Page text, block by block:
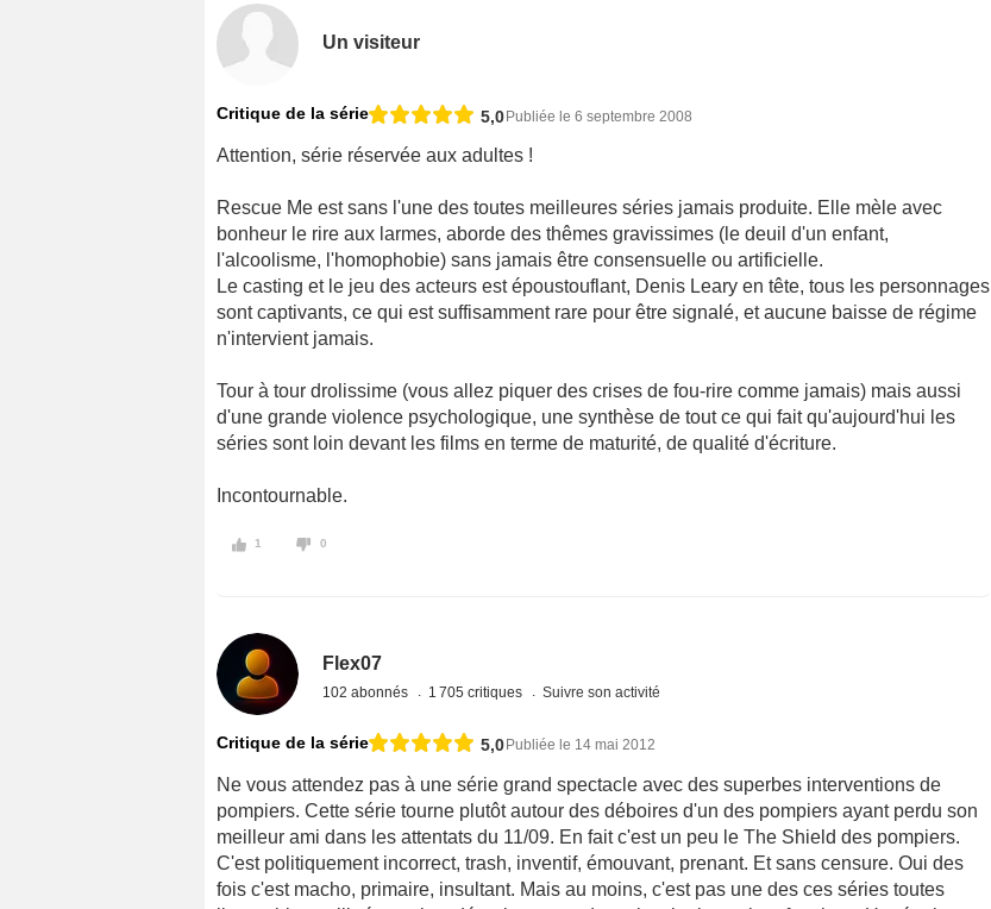
Un visiteur
Critique de la série 5,0Publiée le 6 septembre 2008
Attention, série réservée aux adultes !
Rescue Me est sans l'une des toutes meilleures séries jamais produite. Elle mèle avec
bonheur le rire aux larmes, aborde des thêmes gravissimes (le deuil d'un enfant,
l'alcoolisme, l'homophobie) sans jamais être consensuelle ou artificielle.
Le casting et le jeu des acteurs est époustouflant, Denis Leary en tête, tous les personnages
sont captivants, ce qui est suffisamment rare pour être signalé, et aucune baisse de régime
n'intervient jamais.
Tour à tour drolissime (vous allez piquer des crises de fou-rire comme jamais) mais aussi
d'une grande violence psychologique, une synthèse de tout ce qui fait qu'aujourd'hui les
séries sont loin devant les films en terme de maturité, de qualité d'écriture.
Incontournable.
1 0
Flex07
102 abonnés 1 705 critiques Suivre son activité
Critique de la série 5,0 Publiée le 14 mai 2012
Ne vous attendez pas à une série grand spectacle avec des superbes interventions de
pompiers. Cette série tourne plutôt autour des déboires d'un des pompiers ayant perdu son
meilleur ami dans les attentats du 11/09. En fait c'est un peu le The Shield des pompiers.
C'est politiquement incorrect, trash, inventif, émouvant, prenant. Et sans censure. Oui des
fois c'est macho, primaire, insultant. Mais au moins, c'est pas une des ces séries toutes